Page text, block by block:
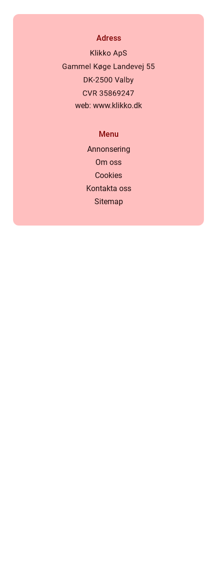
Adress
web: www.klikko.dk
Menu
Annonsering
Om oss
Cookies
Kontakta oss
Sitemap